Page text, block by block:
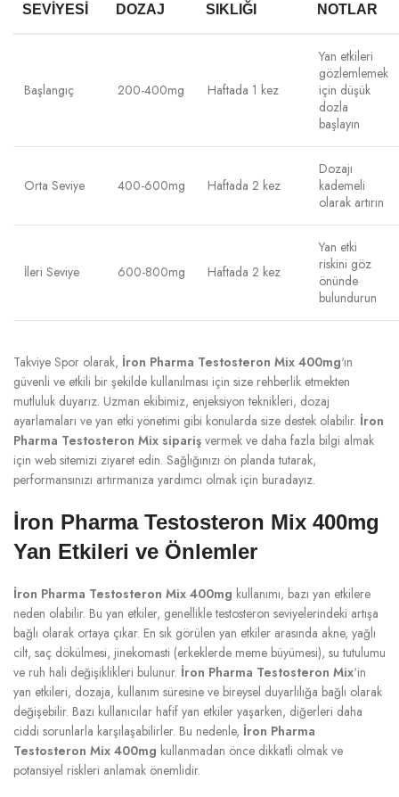
SEVIYESI
DOZAJ
SIKLIĞI
NOTLAR
Başlangıç 200-400mg Haftada 1 kez
Yan etkileri
gözlemlemek
için düşük
dozla
başlayın
Orta Seviye 400-600mg Haftada 2 kez
Dozajı
kademeli
olarak artırın
İleri Seviye 600-800mg Haftada 2 kez
Yan etki
riskini göz
önünde
bulundurun
Takviye Spor olarak, İron Pharma Testosteron Mix 400mg‘ın
güvenli ve etkili bir şekilde kullanılması için size rehberlik etmekten
mutluluk duyarız. Uzman ekibimiz, enjeksiyon teknikleri, dozaj
ayarlamaları ve yan etki yönetimi gibi konularda size destek olabilir. İron
Pharma Testosteron Mix sipariş vermek ve daha fazla bilgi almak
için web sitemizi ziyaret edin. Sağlığınızı ön planda tutarak,
performansınızı artırmanıza yardımcı olmak için buradayız.
İron Pharma Testosteron Mix 400mg
Yan Etkileri ve Önlemler
İron Pharma Testosteron Mix 400mg kullanımı, bazı yan etkilere
neden olabilir. Bu yan etkiler, genellikle testosteron seviyelerindeki artışa
bağlı olarak ortaya çıkar. En sık görülen yan etkiler arasında akne, yağlı
cilt, saç dökülmesi, jinekomasti (erkeklerde meme büyümesi), su tutulumu
ve ruh hali değişiklikleri bulunur. İron Pharma Testosteron Mix‘in
yan etkileri, dozaja, kullanım süresine ve bireysel duyarlılığa bağlı olarak
değişebilir. Bazı kullanıcılar hafif yan etkiler yaşarken, diğerleri daha
ciddi sorunlarla karşılaşabilirler. Bu nedenle, İron Pharma
Testosteron Mix 400mg kullanmadan önce dikkatli olmak ve
potansiyel riskleri anlamak önemlidir.